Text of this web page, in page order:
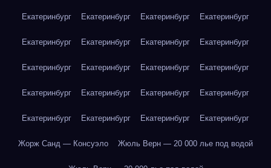
Екатеринбург Екатеринбург Екатеринбург Екатеринбург
Екатеринбург Екатеринбург Екатеринбург Екатеринбург
Екатеринбург Екатеринбург Екатеринбург Екатеринбург
Екатеринбург Екатеринбург Екатеринбург Екатеринбург
Екатеринбург Екатеринбург Екатеринбург Екатеринбург
Жорж Санд — Консуэло Жюль Верн — 20 000 лье под водой